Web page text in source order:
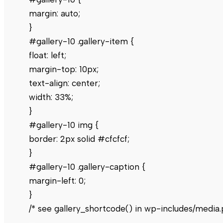
margin: auto;
}
#gallery-10 .gallery-item {
float: left;
margin-top: 10px;
text-align: center;
width: 33%;
}
#gallery-10 img {
border: 2px solid #cfcfcf;
}
#gallery-10 .gallery-caption {
margin-left: 0;
}
/* see gallery_shortcode() in wp-includes/